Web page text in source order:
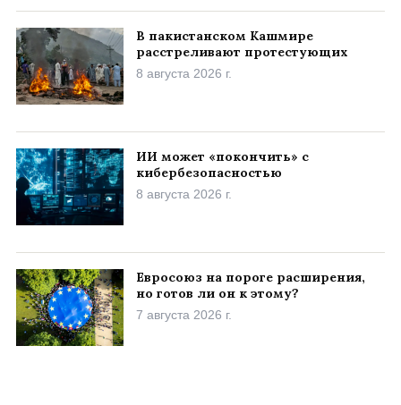
В пакистанском Кашмире
расстреливают протестующих
8 августа 2026 г.
ИИ может «покончить» с
кибербезопасностью
8 августа 2026 г.
Евросоюз на пороге расширения,
но готов ли он к этому?
7 августа 2026 г.